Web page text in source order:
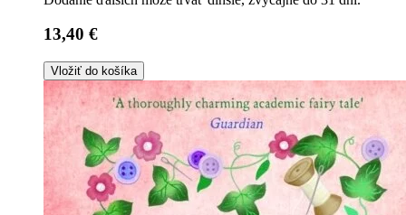
13,40 €
Vložiť do košíka